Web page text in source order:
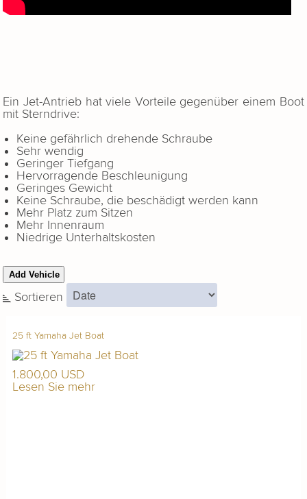
Ein Jet-Antrieb hat viele Vorteile gegenüber einem Boot
mit Sterndrive:
Keine gefährlich drehende Schraube
Sehr wendig
Geringer Tiefgang
Hervorragende Beschleunigung
Geringes Gewicht
Keine Schraube, die beschädigt werden kann
Mehr Platz zum Sitzen
Mehr Innenraum
Niedrige Unterhaltskosten
Sortieren
25 ft Yamaha Jet Boat
1.800,00 USD
Lesen Sie mehr